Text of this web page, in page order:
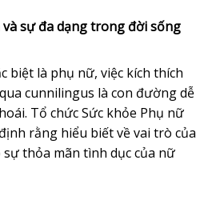
và sự đa dạng trong đời sống
biệt là phụ nữ, việc kích thích
cunnilingus là con đường dễ
Tổ chức Sức khỏe Phụ nữ
rằng hiểu biết về vai trò của
sự thỏa mãn tình dục của nữ